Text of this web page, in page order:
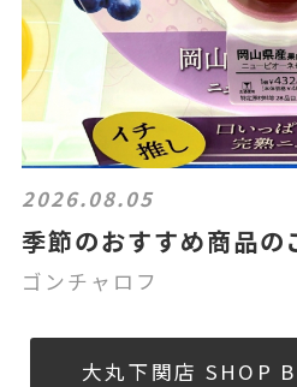
2026.08.05
季節のおすすめ商品の
ゴンチャロフ
大丸下関店 SHOP